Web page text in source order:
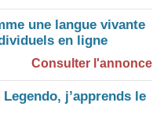
une langue vivante
en ligne
Consulter l'annonce
j’apprends le